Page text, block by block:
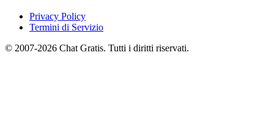
Privacy Policy
Termini di Servizio
© 2007-2026 Chat Gratis. Tutti i diritti riservati.